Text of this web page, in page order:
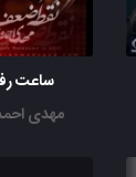
ساعت
مهدی